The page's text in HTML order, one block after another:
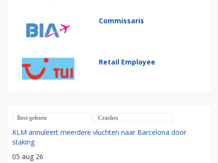
Commissaris
Retail Employee
Best gelezen Crashes
KLM annuleert meerdere vluchten naar Barcelona door
staking
05 aug 26